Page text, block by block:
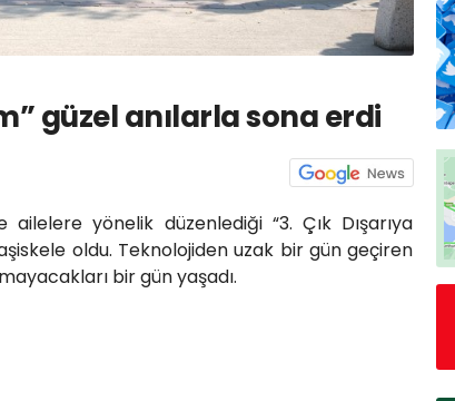
güzel anılarla sona erdi
ailelere yönelik düzenlediği “3. Çık Dışarıya
oldu. Teknolojiden uzak bir gün geçiren
bir gün yaşadı.